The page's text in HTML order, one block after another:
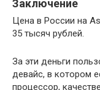
Заключение
Цена в России на
35 тысяч рублей.
За эти деньги
девайс, в котором
процессор,